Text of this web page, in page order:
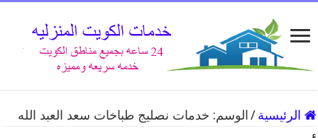
الرئيسية / الوسم: خدمات نصليج طباخات سعد العبد الله